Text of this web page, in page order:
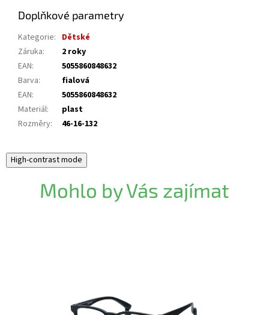
Doplňkové parametry
Kategorie: Dětské
Záruka:
2 roky
EAN:
5055860848632
Barva:
fialová
EAN:
5055860848632
Materiál:
plast
Rozměry: 46-16-132
High-contrast mode
Mohlo by Vás zajímat